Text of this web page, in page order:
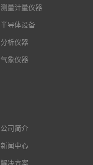
测量计量仪器
半导体设备
分析仪器
气象仪器
公司简介
新闻中心
解决方案